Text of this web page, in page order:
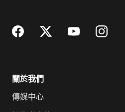
關於我們
傳媒中心